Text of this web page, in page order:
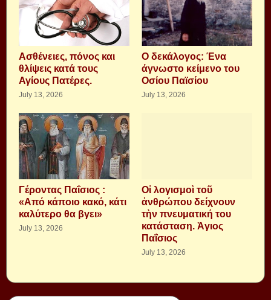
Aσθένειες, πόνος και
θλίψεις κατά τους
Αγίους Πατέρες.
July 13, 2026
Ο δεκάλογος: Ένα
άγνωστο κείμενο του
Οσίου Παϊσίου
July 13, 2026
Γέροντας Παΐσιος :
«Από κάποιο κακό, κάτι
καλύτερο θα βγει»
July 13, 2026
Οἱ λογισμοὶ τοῦ
ἀνθρώπου δείχνουν
τὴν πνευματική του
κατάσταση. Ἁγιος
Παΐσιος
July 13, 2026